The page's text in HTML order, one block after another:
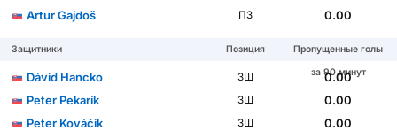
Artur Gajdoš
ПЗ 0.00
Защитники Позиция
Пропущенные голы
за 90 минут
Dávid Hancko ЗЩ
0.00
Peter Pekarík
ЗЩ
0.00
Peter Kováčik
ЗЩ
0.00